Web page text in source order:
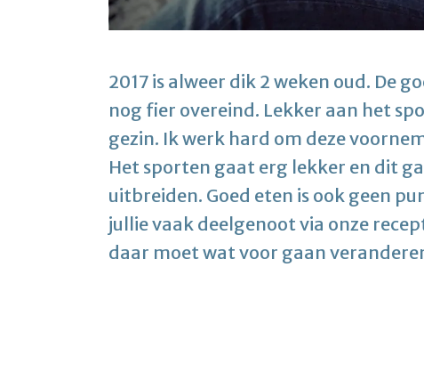
2017 is alweer dik 2 weken oud. De
nog fier overeind. Lekker aan het
gezin. Ik werk hard om deze
Het sporten gaat erg lekker en dit
uitbreiden. Goed eten is ook geen
jullie vaak deelgenoot via onze
daar moet wat voor gaan